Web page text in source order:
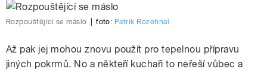
Rozpouštějící se máslo foto: Patrik Rozehnal
Až pak jej mohou znovu použít pro tepelnou přípravu
jiných pokrmů. No a někteří kuchaři to neřeší vůbec a